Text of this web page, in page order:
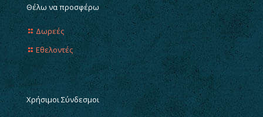
Θέλω να προσφέρω
Δωρεές
Εθελοντές
Χρήσιμοι Σύνδεσμοι